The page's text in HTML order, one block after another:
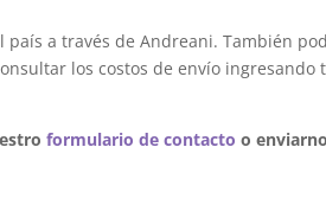
país a través de Andreani. También
los costos de envío ingresando
formulario de contacto o